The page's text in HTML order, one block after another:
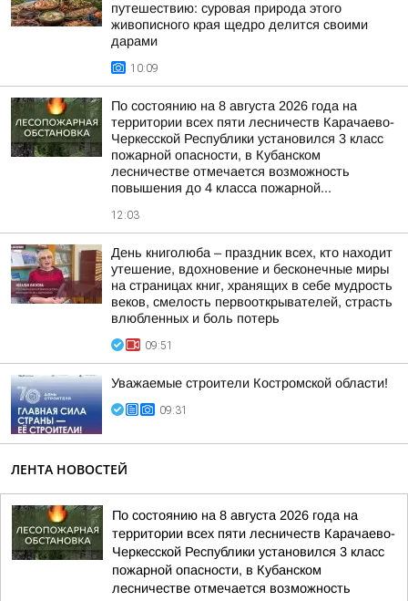
путешествию: суровая природа этого
живописного края щедро делится своими
дарами
10:09
По состоянию на 8 августа 2026 года на
территории всех пяти лесничеств Карачаево-
Черкесской Республики установился 3 класс
пожарной опасности, в Кубанском
лесничестве отмечается возможность
повышения до 4 класса пожарной...
12:03
День книголюба – праздник всех, кто находит
утешение, вдохновение и бесконечные миры
на страницах книг, хранящих в себе мудрость
веков, смелость первооткрывателей, страсть
влюбленных и боль потерь
09:51
Уважаемые строители Костромской области!
09:31
ЛЕНТА НОВОСТЕЙ
По состоянию на 8 августа 2026 года на
территории всех пяти лесничеств Карачаево-
Черкесской Республики установился 3 класс
пожарной опасности, в Кубанском
лесничестве отмечается возможность